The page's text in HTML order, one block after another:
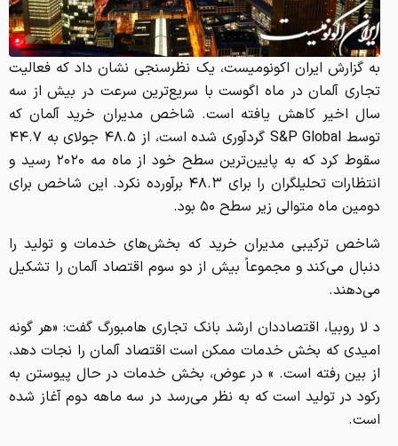
به گزارش ایران اکونومیست، یک نظرسنجی نشان داد که فعالیت
تجاری آلمان در ماه اگوست با سریع‌ترین سرعت در بیش از سه
سال اخیر کاهش یافته است. شاخص مدیران خرید آلمان که
توسط S&P Global گردآوری شده است، از ۴۸.۵ جولای به ۴۴.۷
سقوط کرد که به پایین‌ترین سطح خود از ماه مه ۲۰۲۰ رسید و
انتظارات تحلیلگران را برای ۴۸.۳ برآورده نکرد. این شاخص برای
دومین ماه متوالی زیر سطح ۵۰ بود.
شاخص ترکیبی مدیران خرید که بخش‌های خدمات و تولید را
دنبال می‌کند و مجموعاً بیش از دو سوم اقتصاد آلمان را تشکیل
می‌دهند.
د لا روبیا، اقتصاددان ارشد بانک تجاری هامبورگ گفت: «هر گونه
امیدی که بخش خدمات ممکن است اقتصاد آلمان را نجات دهد،
از بین رفته است. » در عوض، بخش خدمات در حال پیوستن به
رکود در تولید است که به نظر می‌رسد در سه ماهه دوم آغاز شده
است.